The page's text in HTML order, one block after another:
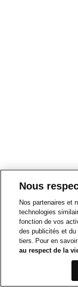
Nous
Nos partenaires et
technologies
fonction de vos
des publicités et
tiers. Pour en
au respect de la